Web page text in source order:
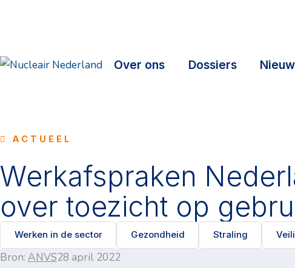
Over ons Dossiers
ACTUEEL
Werkafspraken
over toezicht op
Werken in de sector Gezondheid Straling
Bron: ANVS28 april 2022